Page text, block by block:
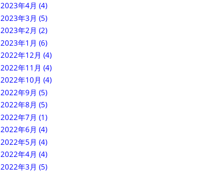
2023年4月 (4)
2023年3月 (5)
2023年2月 (2)
2023年1月 (6)
2022年12月 (4)
2022年11月 (4)
2022年10月 (4)
2022年9月 (5)
2022年8月 (5)
2022年7月 (1)
2022年6月 (4)
2022年5月 (4)
2022年4月 (4)
2022年3月 (5)